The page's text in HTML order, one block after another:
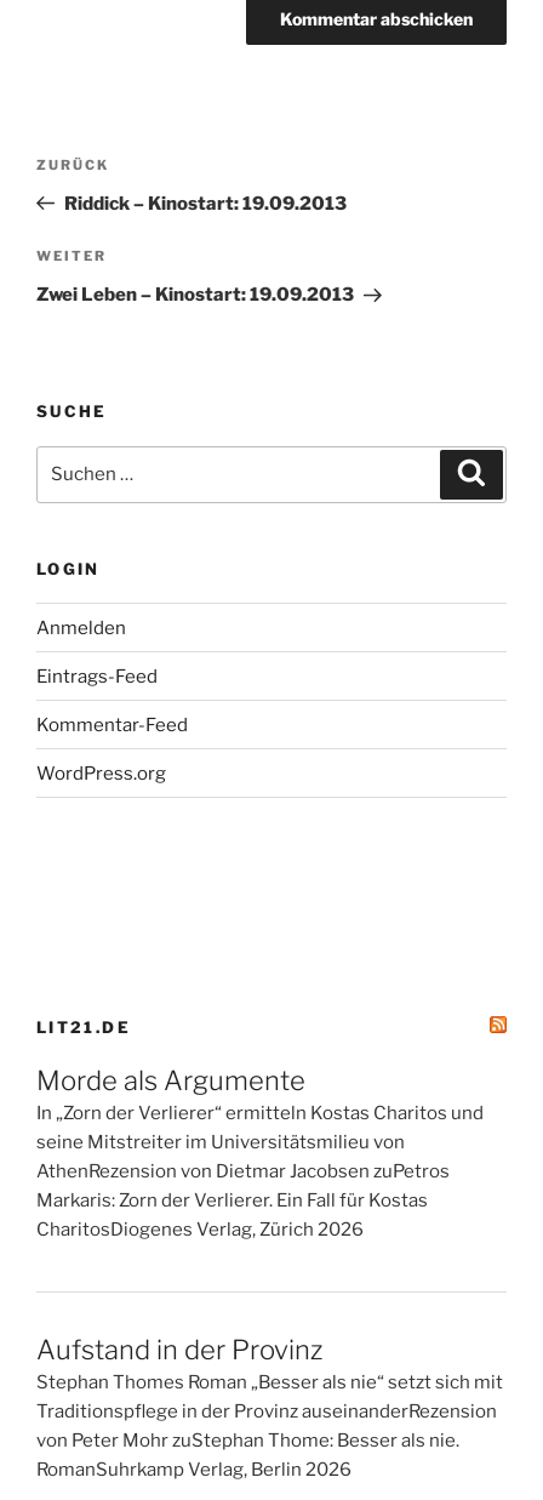
Beitragsnavigation
Vorheriger
Beitrag
ZURÜCK
Riddick – Kinostart: 19.09.2013
Nächster
Beitrag
WEITER
Zwei Leben – Kinostart: 19.09.2013
SUCHE
nach:
LOGIN
Anmelden
Eintrags-Feed
Kommentar-Feed
WordPress.org
LIT21.DE
Morde als Argumente
In „Zorn der Verlierer“ ermitteln Kostas Charitos und
seine Mitstreiter im Universitätsmilieu von
AthenRezension von Dietmar Jacobsen zuPetros
Markaris: Zorn der Verlierer. Ein Fall für Kostas
CharitosDiogenes Verlag, Zürich 2026
Aufstand in der Provinz
Stephan Thomes Roman „Besser als nie“ setzt sich mit
Traditionspflege in der Provinz auseinanderRezension
von Peter Mohr zuStephan Thome: Besser als nie.
RomanSuhrkamp Verlag, Berlin 2026